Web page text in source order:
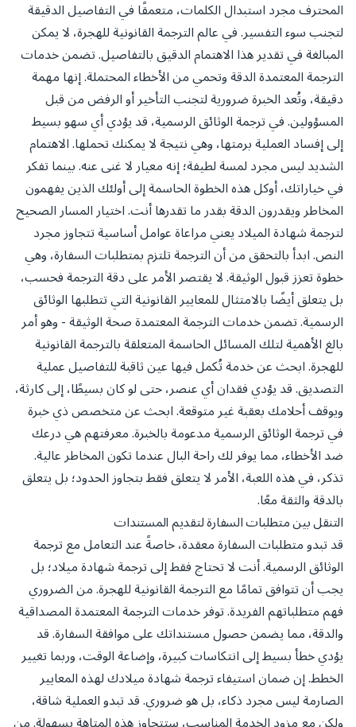
المحترف مجرد استبدال الكلمات، متعمقًا في التفاصيل الدقيقة
لتجنب سوء التفسير. في عالم الترجمة القانونية للهجرة، لا يمكن
المبالغة في تقدير هذا الاهتمام الدقيق بالتفاصيل. تضمن خدمات
الترجمة المعتمدة الدقة وتحمي من الأخطاء المحتملة. إنها مهمة
دقيقة، وتُعد الخبرة ضرورية لتجنب التأخير أو الرفض من قبل
المسؤولين. في ترجمة الوثائق الرسمية، قد يؤدي أي سهو بسيط
إلى إفساد العملية برمتها، وهي نتيجة لا يمكنك تحملها. الاهتمام
الشديد ليس مجرد لمسة لطيفة؛ إنه معيار لا غنى عنه. بينما تفكر
في خياراتك، أوكل هذه الخطوة الحاسمة إلى أولئك الذين يفهمون
المخاطر ويقدرون الدقة بقدر ما تقدرها أنت. اختيار المسار الصحيح
لترجمة شهادة الميلاد يعني مراعاة عوامل أساسية تتجاوز مجرد
النص. ابدأ بالتحقق من أن الترجمة تلتزم بمتطلبات السفارة، وهي
خطوة تعزز قبول الوثيقة. لا يقتصر الأمر على دقة الترجمة فحسب،
بل يتعلق أيضًا بالامتثال للمعايير القانونية التي تتطلبها الوثائق
الرسمية. تضمن خدمات الترجمة المعتمدة صحة الوثيقة - وهو أمر
بالغ الأهمية لتلك المسائل الحاسمة المتعلقة بالترجمة القانونية
للهجرة. ابحث عن خدمة تُكمل فيها عين ثاقبة للتفاصيل عملية
التصديق. قد يؤدي فقدان أي عنصر، حتى لو كان بسيطًا، إلى كارثة،
ويوقف أحلامك بعقبة غير متوقعة. ابحث عن متخصص ذي خبرة
في ترجمة الوثائق الرسمية مدعومة بالخبرة. معرفتهم هي درعك
ضد الأخطاء، مما يوفر لك راحة البال عندما تكون المخاطر عالية.
تذكر، في هذه اللعبة، الأمر لا يتعلق فقط بتجاوز الحدود؛ بل يتعلق
بالدقة والثقة معًا.
التنقل بين متطلبات السفارة لتقديم المستندات
قد تبدو متطلبات السفارة معقدة، خاصةً عند التعامل مع ترجمة
الوثائق الرسمية. أنت لا تحتاج فقط إلى ترجمة شهادة ميلاد؛ بل
يجب أن تتوافق تمامًا مع الترجمة القانونية للهجرة. من الضروري
فهم متطلباتهم الفريدة. توفر خدمات الترجمة المعتمدة المصداقية
والدقة، مما يضمن حصول مستنداتك على موافقة السفارة. قد
يؤدي خطأ بسيط إلى انتكاسات كبيرة، وإضاعة الوقت، وربما تغيير
الخطط. إن ضمان استيفاء ترجمة شهادة ميلادك لهذه المعايير
الصارمة ليس مجرد ذكاء، بل هو ضروري. قد تبدو العملية شاقة،